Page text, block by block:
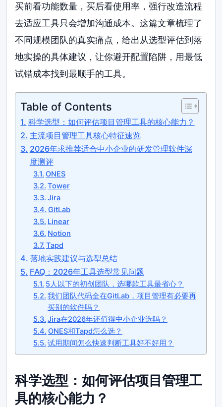
买前看功能数量，买后看使用率，强行改造流程
去适应工具只会增加沟通成本。这篇文章梳理了
不同规模团队的真实痛点，给出从选型评估到落
地实操的具体建议，让你避开配置陷阱，用最低
试错成本找到最顺手的工具。
Table of Contents
科学选型：如何评估项目管理工具的核心能力？
主流项目管理工具核心特征速览
2026年求推荐适合中小企业的研发管理软件深
度测评
ONES
Tower
Jira
GitLab
Linear
Notion
Tapd
落地实践建议与选型总结
FAQ：2026年工具选型常见问题
5人以下的初创团队，选哪款工具最省心？
我们团队代码全在GitLab，项目管理有必要再
买别的软件吗？
Jira在2026年还值得中小企业选吗？
ONES和Tapd怎么选？
试用期间怎么快速判断工具好不好用？
科学选型：如何评估项目管理工
具的核心能力？